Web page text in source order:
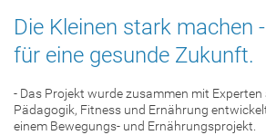
Die Kleinen stark machen
für eine gesunde Zukunft.
- Das Projekt wurde zusammen mit Experten
Pädagogik, Fitness und Ernährung
einem Bewegungs- und Ernährungsprojekt.